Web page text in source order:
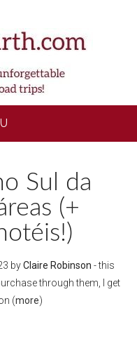
Sul da
(+
byClaire Robinson - this
through them, I get
(more)